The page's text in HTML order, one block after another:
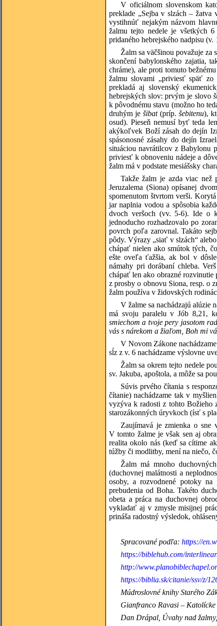
V oficiálnom slovenskom
preklade „Sejba v slzách –
vystihnúť nejakým názvom
žalmu tejto nedele je všetkých
pridaného hebrejského nadpisu (v.
Žalm sa väčšinou považuje
skončení babylonského zajatia,
chráme), ale proti tomuto
žalmu slovami „priviesť späť zo
prekladá aj slovenský
hebrejských slov: prvým je slovo
k pôvodnému stavu (možno ho
druhým je šibat (príp. šebitenu),
osud). Pieseň nemusí byť teda
akýkoľvek Boží zásah do dejín
spásonosné zásahy do dejín
situáciou navrátilcov z Babylonu
priviesť k obnoveniu nádeje a
žalm má v podstate mesiášsky
Takže žalm je azda viac než
Jeruzalema (Siona) opísanej
spomenutom štvrtom verši.
jar naplnia vodou a spôsobia
dvoch veršoch (vv. 5-6). Ide o
jednoducho rozhadzovalo po
povrch poľa zarovnal. Takáto
pôdy. Výrazy „siať v slzách“
chápať nielen ako smútok tých,
ešte oveľa ťažšia, ak bol v
námahy pri dorábaní chleba.
chápať len ako obrazné rozvinutie
z prosby o obnovu Siona, resp. o
žalm používa v židovských
V žalme sa nachádzajú alúzie
má svoju paralelu v Jób 8,21,
smiechom a tvoje pery jasotom
vás s nárekom a žiaľom, Boh mi
V Novom Zákone
sĺz z v. 6 nachádzame výslovne
Žalm sa okrem tejto nedele
sv. Jakuba, apoštola, a môže sa
Súvis prvého čítania s
čítanie) nachádzame tak v
vyzýva k radosti z tohto Božieho
starozákonných úryvkoch (ísť s
Zaujímavá je zmienka o
V tomto žalme je však sen aj
realita okolo nás (keď sa cítime
túžby či modlitby, mení na niečo,
Žalm má mnoho
(duchovnej malátnosti a
osoby, a rozvodnené potoky
prebudenia od Boha. Takéto
obeta a práca na duchovnej
vykladať aj v zmysle misijnej
prináša radostný výsledok,
Spracované podľa: https://
https://biblehub.com/
http://
https://biblia.sk/citanie/ssv/z/
Múdroslovné knihy Starého
Gianfranco Ravasi –
Dan Drápal, Úvahy nad